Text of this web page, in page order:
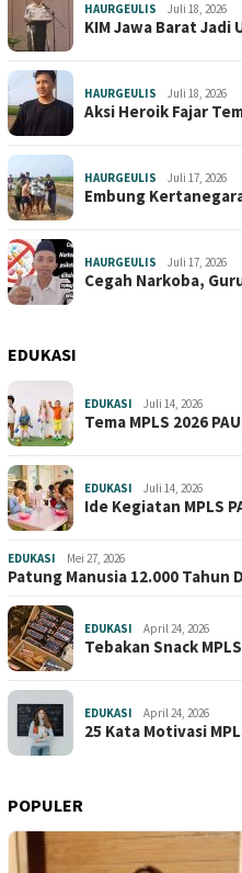
HAURGEULIS Juli 18, 2026
KIM Jawa Barat
HAURGEULIS Juli 18, 2026
Aksi Heroik Fajar
HAURGEULIS Juli 17, 2026
Embung
HAURGEULIS Juli 17, 2026
Cegah Narkoba,
EDUKASI
EDUKASI Juli 14, 2026
Tema MPLS 2026
EDUKASI Juli 14, 2026
Ide Kegiatan MPLS
EDUKASI Mei 27, 2026
Patung Manusia 12.000
EDUKASI April 24, 2026
Tebakan Snack
EDUKASI April 24, 2026
25 Kata Motivasi
POPULER